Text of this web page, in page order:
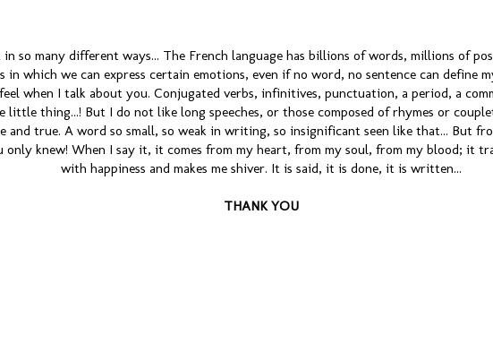
so many different ways... The French language has billions of words, millions of
in which we can express certain emotions, even if no word, no sentence can define
when I talk about you. Conjugated verbs, infinitives, punctuation, a period, a
little thing...! But I do not like long speeches, or those composed of rhymes or
and true. A word so small, so weak in writing, so insignificant seen like that... But
only knew! When I say it, it comes from my heart, from my soul, from my blood; it
with happiness and makes me shiver. It is said, it is done, it is written...
THANK YOU